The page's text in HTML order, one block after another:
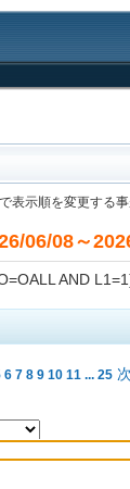
表示順を変更する
06/08～
AND
6 7 8 9 10 11 ... 25